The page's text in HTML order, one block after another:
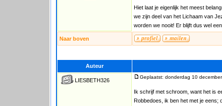
Hiet laat je eigenlijk het meest
we zijn deel van het Lichaam van
worden we nooit! Er blijft dus wel
Naar boven
Auteur
LIESBETH326
Geplaatst: donderdag 10
Ik schrijf met schroom, want het is
Robbedoes, ik ben het met je eens;